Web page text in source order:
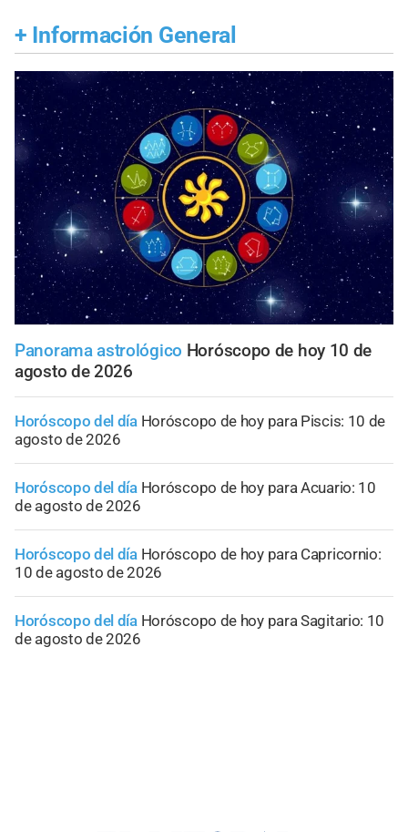
+ Información General
Panorama astrológico Horóscopo de hoy 10 de
agosto de 2026
Horóscopo del día Horóscopo de hoy para Piscis: 10 de
agosto de 2026
Horóscopo del día Horóscopo de hoy para Acuario: 10
de agosto de 2026
Horóscopo del día Horóscopo de hoy para Capricornio:
10 de agosto de 2026
Horóscopo del día Horóscopo de hoy para Sagitario: 10
de agosto de 2026